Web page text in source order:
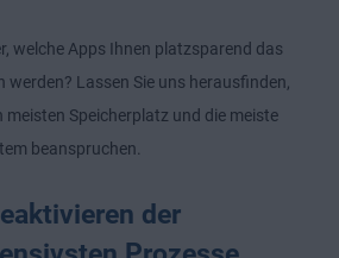
welche Apps Ihnen platzsparend das
werden? Lassen Sie uns herausfinden,
Speicherplatz und die meiste
beanspruchen.
der